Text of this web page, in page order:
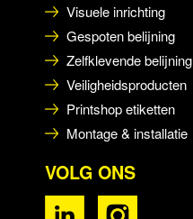
Visuele inrichting
Gespoten belijning
Zelfklevende belijning
Veiligheidsproducten
Printshop etiketten
Montage & installatie
VOLG ONS